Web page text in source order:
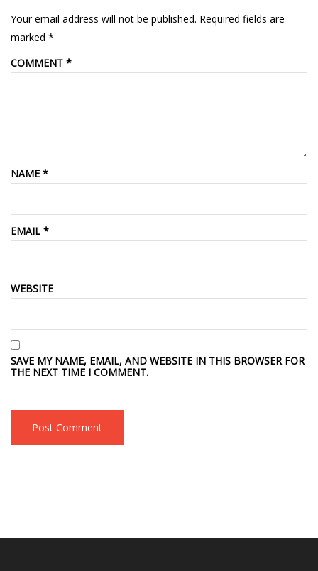
Your email address will not be published. Required fields are
marked *
COMMENT *
NAME *
EMAIL *
WEBSITE
SAVE MY NAME, EMAIL, AND WEBSITE IN THIS BROWSER FOR
THE NEXT TIME I COMMENT.